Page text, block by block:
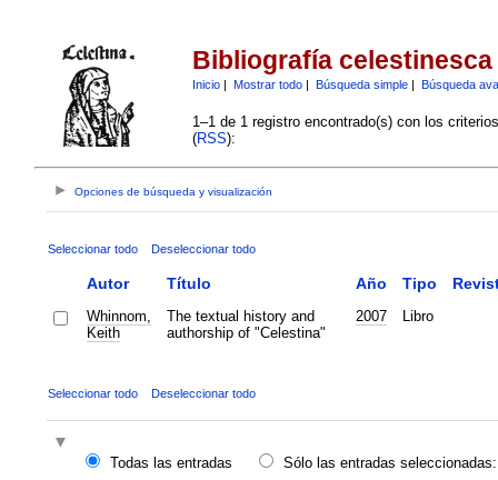
Bibliografía celestinesca
Inicio| Mostrar todo| Búsqueda simple| Búsqueda
1–1 de 1 registro encontrado(s) con los
(RSS):
Opciones de búsqueda y visualización
Seleccionar todo Deseleccionar todo
Autor Título Año Tipo
Whinnom,
Keith
The textual history and
authorship of "Celestina"
2007 Libro
Seleccionar todo Deseleccionar todo
Todas las entradas
Sólo las entradas seleccionadas: